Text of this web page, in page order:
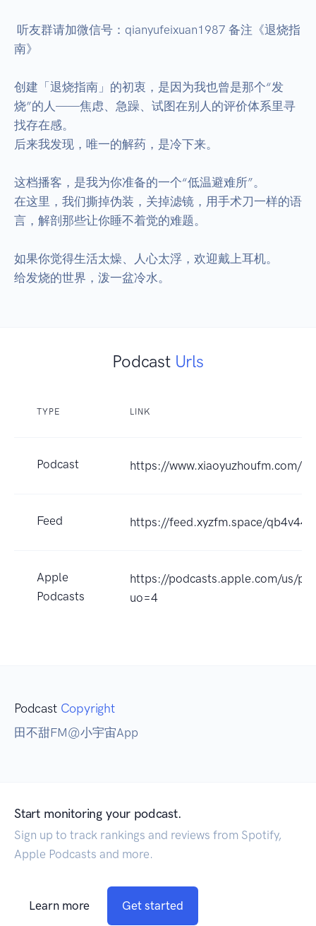
南》
创建「退烧指南」的初衷，是因为我也曾是那个“发
烧”的人——焦虑、急躁、试图在别人的评价体系里寻
找存在感。
后来我发现，唯一的解药，是冷下来。
这档播客，是我为你准备的一个“低温避难所”。
在这里，我们撕掉伪装，关掉滤镜，用手术刀一样的语
言，解剖那些让你睡不着觉的难题。
如果你觉得生活太燥、人心太浮，欢迎戴上耳机。
给发烧的世界，泼一盆冷水。
Podcast Urls
TYPE LINK
Podcast https://www.xiaoyuzhoufm.com/
Feed https://feed.xyzfm.space/
Apple
Podcasts
https://podcasts.apple.com/us/
uo=4
Podcast Copyright
田不甜FM@小宇宙App
Start monitoring your podcast.
Sign up to track rankings and reviews from Spotify,
Apple Podcasts and more.
Learn more Get started